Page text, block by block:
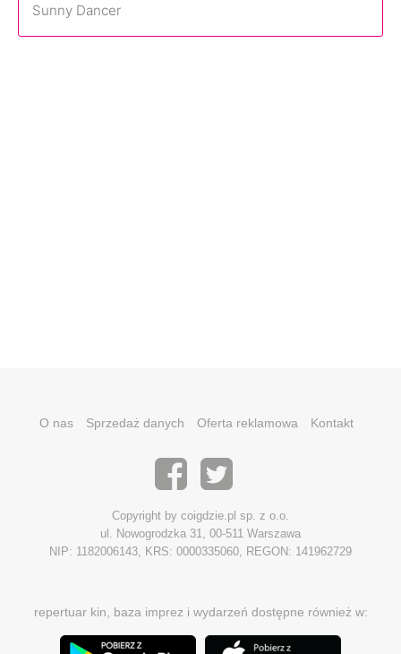
Sunny Dancer
O nas Sprzedaż danych Oferta reklamowa Kontakt
Copyright by coigdzie.pl sp. z o.o.
ul. Nowogrodzka 31, 00-511 Warszawa
NIP: 1182006143, KRS: 0000335060, REGON: 141962729
repertuar kin, baza imprez i wydarzeń dostępne również w: